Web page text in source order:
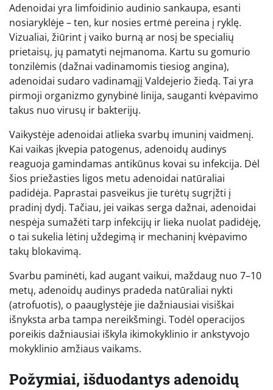
Adenoidai yra limfoidinio audinio sankaupa, esanti
nosiaryklėje – ten, kur nosies ertmė pereina į ryklę.
Vizualiai, žiūrint į vaiko burną ar nosį be specialių
prietaisų, jų pamatyti neįmanoma. Kartu su gomurio
tonzilėmis (dažnai vadinamomis tiesiog angina),
adenoidai sudaro vadinamąjį Valdejerio žiedą. Tai yra
pirmoji organizmo gynybinė linija, sauganti kvėpavimo
takus nuo virusų ir bakterijų.
Vaikystėje adenoidai atlieka svarbų imuninį vaidmenį.
Kai vaikas įkvepia patogenus, adenoidų audinys
reaguoja gamindamas antikūnus kovai su infekcija. Dėl
šios priežasties ligos metu adenoidai natūraliai
padidėja. Paprastai pasveikus jie turėtų sugrįžti į
pradinį dydį. Tačiau, jei vaikas serga dažnai, adenoidai
nespėja sumažėti tarp infekcijų ir lieka nuolat padidėję,
o tai sukelia lėtinį uždegimą ir mechaninį kvėpavimo
takų blokavimą.
Svarbu paminėti, kad augant vaikui, maždaug nuo 7–10
metų, adenoidų audinys pradeda natūraliai nykti
(atrofuotis), o paauglystėje jie dažniausiai visiškai
išnyksta arba tampa nereikšmingi. Todėl operacijos
poreikis dažniausiai iškyla ikimokyklinio ir ankstyvojo
mokyklinio amžiaus vaikams.
Požymiai, išduodantys adenoidų